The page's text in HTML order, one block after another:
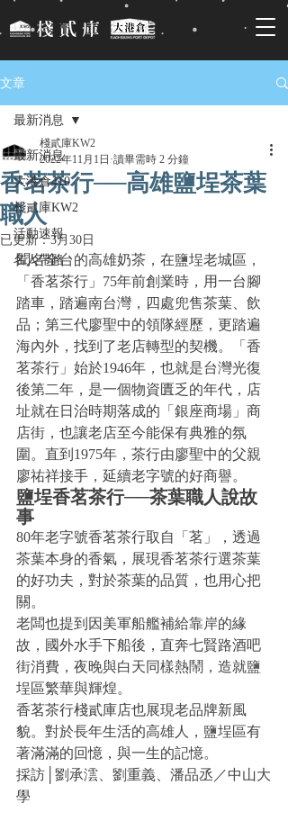
文章
最新消息
大港倉410
棧貳庫KW2
活動速報
名人帶路
最新消息
香茗茶行──高雄鹽埕茶葉
職人
棧貳庫KW2
2022年11月1日 讀畢需時 2 分鐘
已更新：3月30日
聞名全台的高雄奶茶，在鹽埕老城區，
「香茗茶行」75年前創業時，用一台腳
踏車，踏遍南台灣，四處兜售茶葉、飲
品；第三代廖聖中的領隊經歷，更踏遍
海內外，找到了老店轉型的契機。「香
茗茶行」始於1946年，也就是台灣光復
後第二年，是一個物資匱乏的年代，店
址就在日治時期落成的「銀座商場」商
店街，也讓老店至今能保有典雅的氛
圍。直到1975年，茶行由廖聖中的父親
廖祐祥接手，延續老字號的好商譽。
鹽埕香茗茶行──茶葉職人說故
事
80年老字號香茗茶行取自「茗」，透過
茶葉本身的香氣，展現香茗茶行選茶葉
的好功夫，對於茶葉的品質，也用心把
關。
老闆也提到因美軍船艦補給靠岸的緣
故，國外水手下船後，直奔七賢路酒吧
街消費，夜晚與白天同樣熱鬧，造就鹽
埕區繁華與輝煌。
香茗茶行棧貳庫店也展現老品牌新風
貌。對於長年生活的高雄人，鹽埕區有
著滿滿的回憶，與一生的記憶。
採訪│劉承澐、劉重義、潘品丞／中山大
學